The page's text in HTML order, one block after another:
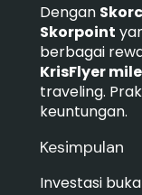
Dengan
Skorpoint
berbagai
KrisFlyer
traveling.
keuntungan.
Kesimpulan
Investasi